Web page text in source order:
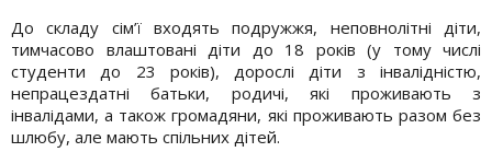
До складу сім’ї входять подружжя, неповнолітні діти,
тимчасово влаштовані діти до 18 років (у тому числі
студенти до 23 років), дорослі діти з інвалідністю,
непрацездатні батьки, родичі, які проживають з
інвалідами, а також громадяни, які проживають разом без
шлюбу, але мають спільних дітей.